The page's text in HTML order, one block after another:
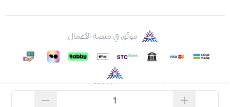
موثّق في منصة الأعمال
الحقوق محفوظة | 2026 ركن قطي